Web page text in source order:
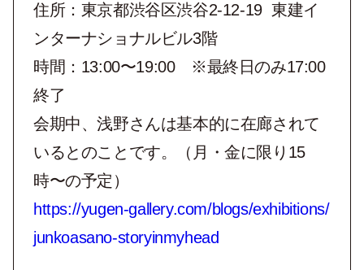
住所：東京都渋谷区渋谷2-12-19 東建イ
ンターナショナルビル3階
時間：13:00〜19:00 ※最終日のみ17:00
終了
会期中、浅野さんは基本的に在廊されて
いるとのことです。（月・金に限り15
時〜の予定）
https://yugen-gallery.com/blogs/exhibitions/
junkoasano-storyinmyhead